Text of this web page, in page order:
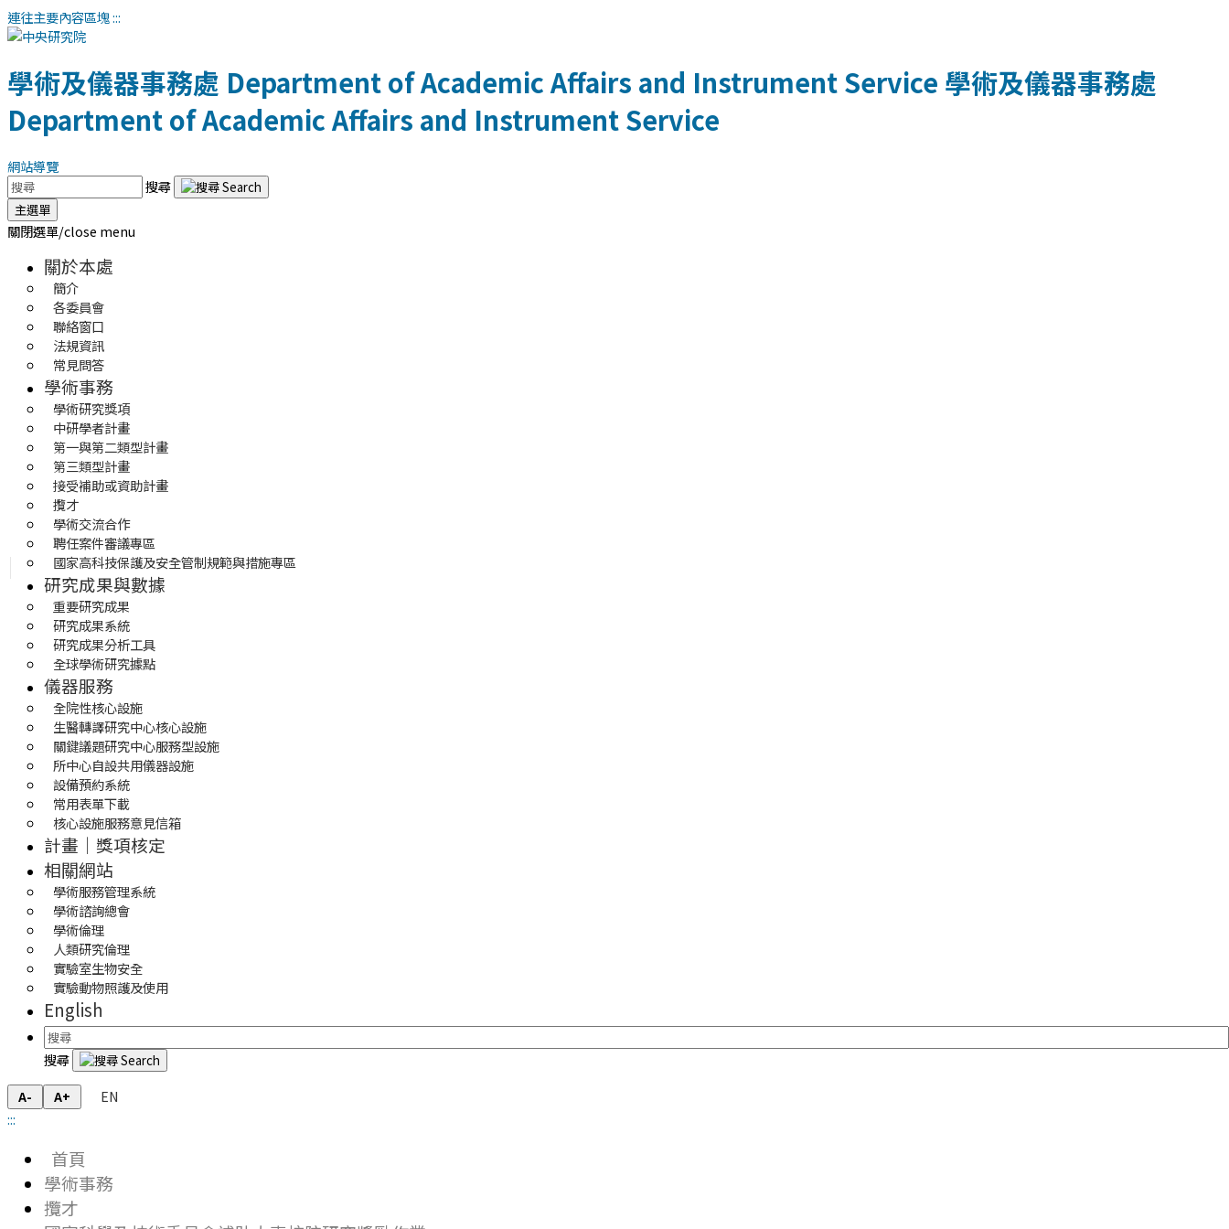
連往主要內容區塊:::
學術及儀器事務處 Department of Academic Affairs and Instrument Service 學術及儀器事務處
Department of Academic Affairs and Instrument Service
網站導覽
搜尋
主選單
關閉選單/close menu
關於本處
簡介
各委員會
聯絡窗口
法規資訊
常見問答
學術事務
學術研究獎項
中研學者計畫
第一與第二類型計畫
第三類型計畫
接受補助或資助計畫
攬才
學術交流合作
聘任案件審議專區
國家高科技保護及安全管制規範與措施專區
研究成果與數據
重要研究成果
研究成果系統
研究成果分析工具
全球學術研究據點
儀器服務
全院性核心設施
生醫轉譯研究中心核心設施
關鍵議題研究中心服務型設施
所中心自設共用儀器設施
設備預約系統
常用表單下載
核心設施服務意見信箱
計畫｜獎項核定
相關網站
學術服務管理系統
學術諮詢總會
學術倫理
人類研究倫理
實驗室生物安全
實驗動物照護及使用
English
搜尋
A- A+
EN
:::
首頁
學術事務
攬才